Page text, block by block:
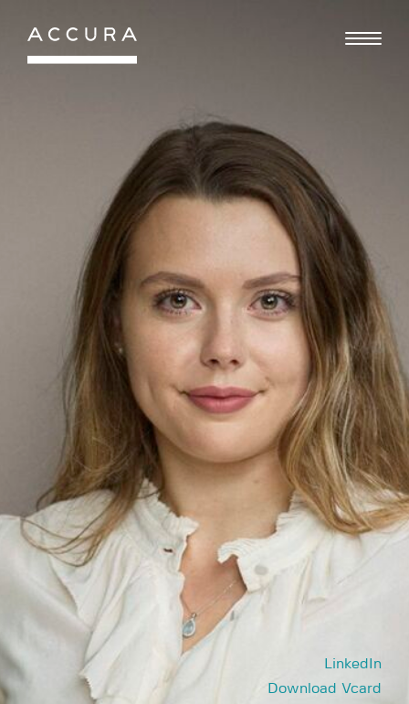
Gå
indhold
LinkedIn
Download Vcard